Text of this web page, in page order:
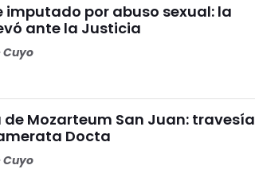
imputado por abuso sexual: la
ante la Justicia
Cuyo
de Mozarteum San Juan: travesía
Docta
Cuyo